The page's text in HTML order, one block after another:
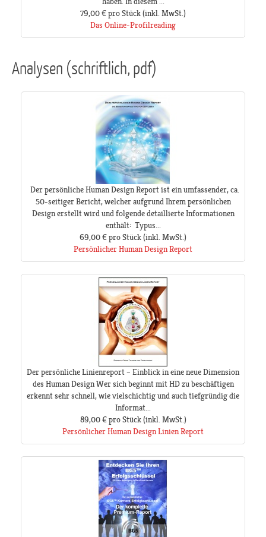
79,00 €pro Stück(inkl. MwSt.)
Das Online-Profilreading
Analysen (schriftlich, pdf)
Der persönliche Human Design Report ist ein umfassender, ca.
50-seitiger Bericht, welcher aufgrund Ihrem persönlichen
Design erstellt wird und folgende detaillierte Informationen
enthält: Typus...
69,00 €pro Stück(inkl. MwSt.)
Persönlicher Human Design Report
Der persönliche Linienreport – Einblick in eine neue Dimension
des Human Design Wer sich beginnt mit HD zu beschäftigen
erkennt sehr schnell, wie vielschichtig und auch tiefgründig die
Informat...
89,00 € pro Stück(inkl. MwSt.)
Persönlicher Human Design Linien Report